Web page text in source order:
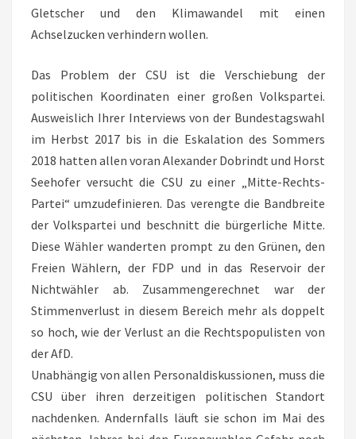
Gletscher und den Klimawandel mit einen
Achselzucken verhindern wollen.
Das Problem der CSU ist die Verschiebung der
politischen Koordinaten einer großen Volkspartei.
Ausweislich Ihrer Interviews von der Bundestagswahl
im Herbst 2017 bis in die Eskalation des Sommers
2018 hatten allen voran Alexander Dobrindt und Horst
Seehofer versucht die CSU zu einer „Mitte-Rechts-
Partei“ umzudefinieren. Das verengte die Bandbreite
der Volkspartei und beschnitt die bürgerliche Mitte.
Diese Wähler wanderten prompt zu den Grünen, den
Freien Wählern, der FDP und in das Reservoir der
Nichtwähler ab. Zusammengerechnet war der
Stimmenverlust in diesem Bereich mehr als doppelt
so hoch, wie der Verlust an die Rechtspopulisten von
der AfD.
Unabhängig von allen Personaldiskussionen, muss die
CSU über ihren derzeitigen politischen Standort
nachdenken. Andernfalls läuft sie schon im Mai des